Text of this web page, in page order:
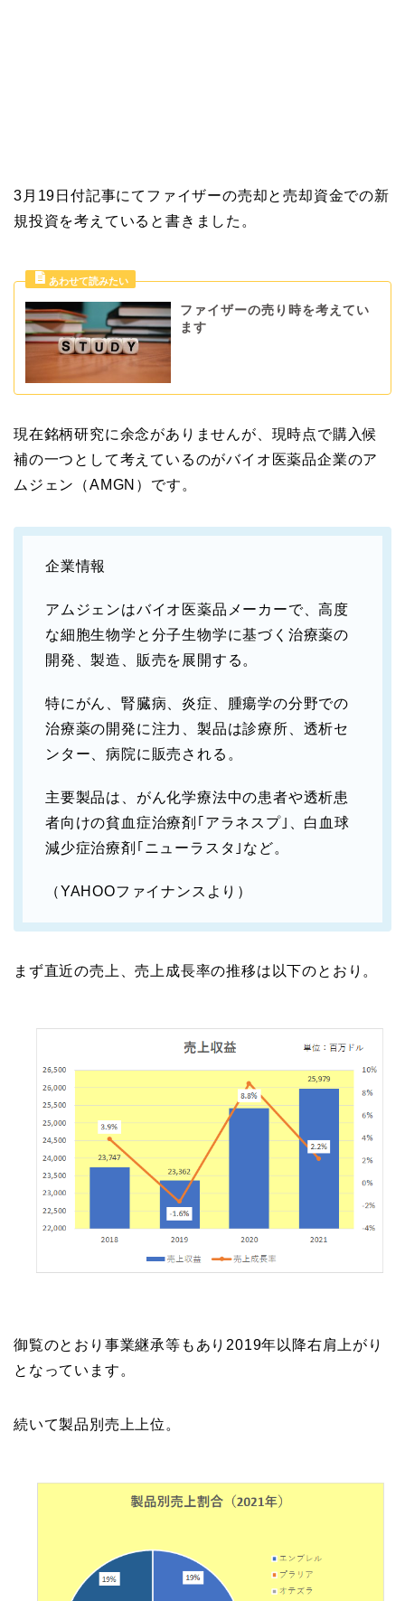
3月19日付記事にてファイザーの売却と売却資金での新
規投資を考えていると書きました。
ファイザーの売り時を考えてい
ます
現在銘柄研究に余念がありませんが、現時点で購入候
補の一つとして考えているのがバイオ医薬品企業のア
ムジェン（AMGN）です。
企業情報
アムジェンはバイオ医薬品メーカーで、高度
な細胞生物学と分子生物学に基づく治療薬の
開発、製造、販売を展開する。
特にがん、腎臓病、炎症、腫瘍学の分野での
治療薬の開発に注力、製品は診療所、透析セ
ンター、病院に販売される。
主要製品は、がん化学療法中の患者や透析患
者向けの貧血症治療剤｢アラネスプ｣、白血球
減少症治療剤｢ニューラスタ｣など。
（YAHOOファイナンスより）
まず直近の売上、売上成長率の推移は以下のとおり。
御覧のとおり事業継承等もあり2019年以降右肩上がり
となっています。
続いて製品別売上上位。